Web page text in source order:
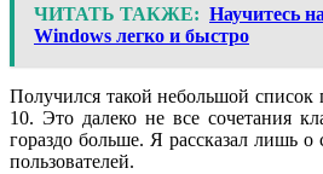
ЧИТАТЬ ТАКЖЕ: Научитесь
Windows легко и быстро
Получился такой небольшой список
10. Это далеко не все сочетания
гораздо больше. Я рассказал лишь
пользователей.